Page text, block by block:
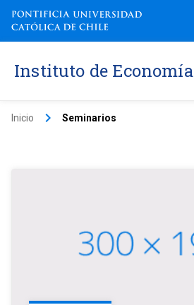
Instituto de Economía
Inicio keyboard_arrow_right Seminarios